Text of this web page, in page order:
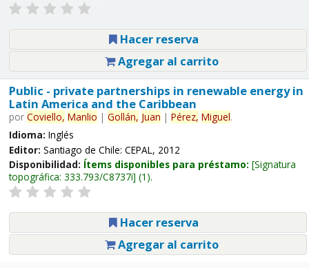
Hacer reserva
Agregar al carrito
Public - private partnerships in renewable energy in
Latin America and the Caribbean
por Coviello, Manlio | Gollán, Juan | Pérez, Miguel.
Idioma: Inglés
Editor: Santiago de Chile: CEPAL, 2012
Disponibilidad: Ítems disponibles para préstamo: Signatura
topográfica: 333.793/C8737i (1).
Hacer reserva
Agregar al carrito